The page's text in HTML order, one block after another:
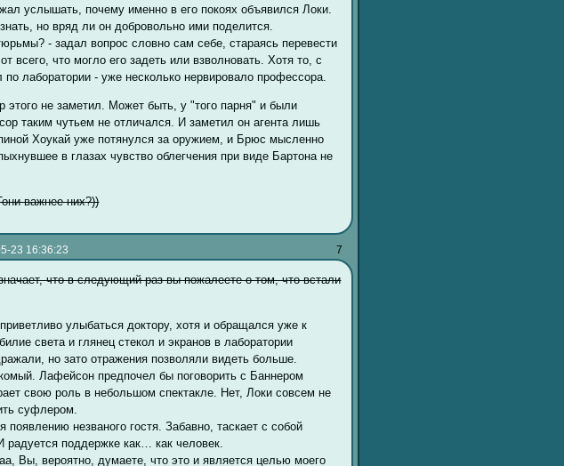
услышать, почему именно в его покоях объявился Локи.
но вряд ли он добровольно ими поделится.
- задал вопрос словно сам себе, стараясь перевести
всего, что могло его задеть или взволновать. Хотя то, с
лаборатории - уже несколько нервировало профессора.
не заметил. Может быть, у "того парня" и были
таким чутьем не отличался. И заметил он агента лишь
Хоукай уже потянулся за оружием, и Брюс мысленно
в глазах чувство облегчения при виде Бартона не
важнее них?))
7
23 16:36:23
что в следующий раз вы пожалеете о том, что встали
улыбаться доктору, хотя и обращался уже к
света и глянец стекол и экранов в лаборатории
но зато отражения позволяли видеть больше.
Лафейсон предпочел бы поговорить с Баннером
свою роль в небольшом спектакле. Нет, Локи совсем не
суфлером.
незваного гостя. Забавно, таскает с собой
поддержке как… как человек.
Вы, вероятно, думаете, что это и является целью моего